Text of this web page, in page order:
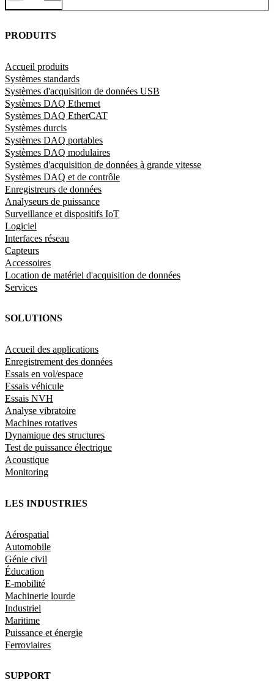
PRODUITS
Accueil produits
Systèmes standards
Systèmes d'acquisition de données USB
Systèmes DAQ Ethernet
Systèmes DAQ EtherCAT
Systèmes durcis
Systèmes DAQ portables
Systèmes DAQ modulaires
Systèmes d'acquisition de données à grande vitesse
Systèmes DAQ et de contrôle
Enregistreurs de données
Analyseurs de puissance
Surveillance et dispositifs IoT
Logiciel
Interfaces réseau
Capteurs
Accessoires
Location de matériel d'acquisition de données
Services
SOLUTIONS
Accueil des applications
Enregistrement des données
Essais en vol/espace
Essais véhicule
Essais NVH
Analyse vibratoire
Machines rotatives
Dynamique des structures
Test de puissance électrique
Acoustique
Monitoring
LES INDUSTRIES
Aérospatial
Automobile
Génie civil
Éducation
E-mobilité
Machinerie lourde
Industriel
Maritime
Puissance et énergie
Ferroviaires
SUPPORT